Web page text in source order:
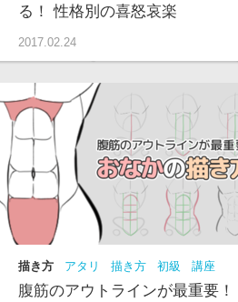
る！ 性格別の喜怒哀楽
2017.02.24
描き方 アタリ 描き方 初級 講座
腹筋のアウトラインが最重要！